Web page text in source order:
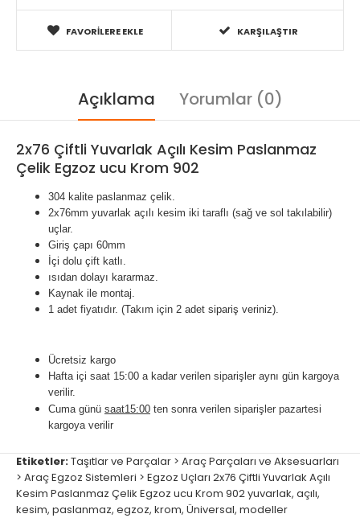
FAVORILERE EKLE KARŞILAŞTIR
Açıklama Yorumlar (0)
2x76 Çiftli Yuvarlak Açılı Kesim Paslanmaz
Çelik Egzoz ucu Krom 902
304 kalite paslanmaz çelik.
2x76mm yuvarlak açılı kesim iki taraflı (sağ ve sol takılabilir)
uçlar.
Giriş çapı 60mm
İçi dolu çift katlı.
ısıdan dolayı kararmaz.
Kaynak ile montaj.
1 adet fiyatıdır. (Takım için 2 adet sipariş veriniz).
Ücretsiz kargo
Hafta içi saat 15:00 a kadar verilen siparişler aynı gün kargoya
verilir.
Cuma günü saat15:00 ten sonra verilen siparişler pazartesi
kargoya verilir
Etiketler:Taşıtlar ve Parçalar > Araç Parçaları ve Aksesuarları
> Araç Egzoz Sistemleri > Egzoz Uçları 2x76 Çiftli Yuvarlak Açılı
Kesim Paslanmaz Çelik Egzoz ucu Krom 902 yuvarlak, açılı,
kesim, paslanmaz, egzoz, krom, Üniversal, modeller